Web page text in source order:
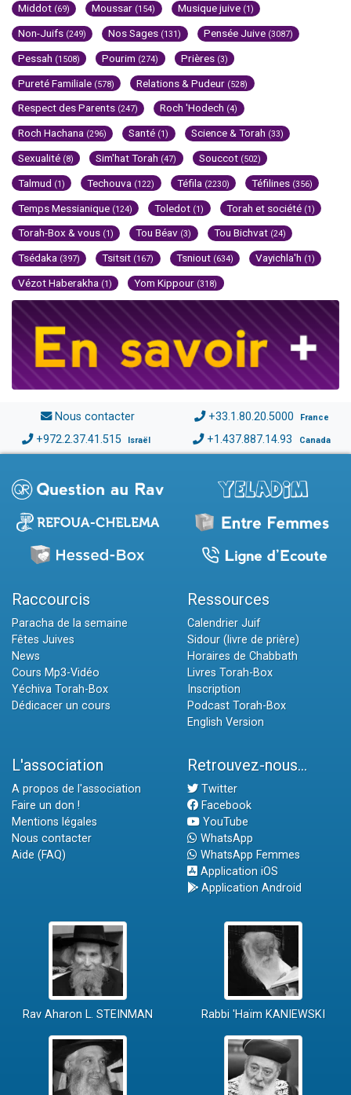
Middot (69) Moussar (154) Musique juive (1)
Non-Juifs (249) Nos Sages (131) Pensée Juive (3087)
Pessah (1508) Pourim (274) Prières (3)
Pureté Familiale (578) Relations & Pudeur (528)
Respect des Parents (247) Roch 'Hodech (4)
Roch Hachana (296) Santé (1) Science & Torah (33)
Sexualité (8) Sim'hat Torah (47) Souccot (502)
Talmud (1) Techouva (122) Téfila (2230) Téfilines (356)
Temps Messianique (124) Toledot (1) Torah et société (1)
Torah-Box & vous (1) Tou Béav (3) Tou Bichvat (24)
Tsédaka (397) Tsitsit (167) Tsniout (634) Vayichla'h (1)
Vézot Haberakha (1) Yom Kippour (318)
Nous contacter +33.1.80.20.5000 France
+972.2.37.41.515 Israël +1.437.887.14.93 Canada
Raccourcis
Paracha de la semaine
Fêtes Juives
News
Cours Mp3-Vidéo
Yéchiva Torah-Box
Dédicacer un cours
Ressources
Calendrier Juif
Sidour (livre de prière)
Horaires de Chabbath
Livres Torah-Box
Inscription
Podcast Torah-Box
English Version
L'association
A propos de l'association
Faire un don !
Mentions légales
Nous contacter
Aide (FAQ)
Retrouvez-nous...
Twitter
Facebook
YouTube
WhatsApp
WhatsApp Femmes
Application iOS
Application Android
Rav Aharon L. STEINMAN Rabbi 'Haïm KANIEWSKI